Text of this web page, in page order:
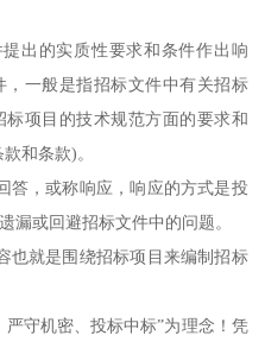
出的实质性要求和条件作出响
一般是指招标文件中有关招标
项目的技术规范方面的要求和
和条款)。
答，或称响应，响应的方式是投
漏或回避招标文件中的问题。
也就是围绕招标项目来编制招标
守机密、投标中标”为理念！凭